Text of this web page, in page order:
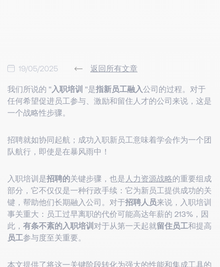
19/05/2025 返回所有文章
我们所说的 " 入职培训 "是指新员工融入公司的过程。对于
任何希望促进员工参与、激励和留住人才的公司来说，这是
一个战略性步骤。
招聘就如协同起航；成功入职新员工意味着学会作为一个团
队航行，即使是在暴风雨中！
入职培训是招聘的关键步骤，也是 人力资源战略的重要组成
部分，它不仅仅是一种行政手续：它为新员工提供成功的关
键，帮助他们长期融入公司。对于招聘人员来说，入职培训
事关重大：员工过早离职的代价可能高达年薪的 213%，因
此， 有条不紊的入职培训 对于从第一天起就留住员工和提高
员工参与度至关重要。
本文提供了将这一关键阶段转化为强大的性能和集成工具的